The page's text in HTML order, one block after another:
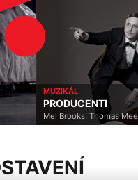
MUZIKÁL
PRODUCENTI
Mel Brooks, Thomas